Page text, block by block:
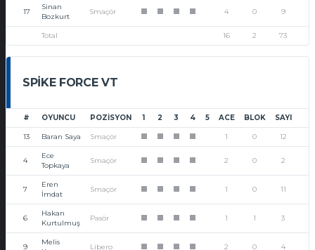
17
Sinan
Bozkurt
Smaçör 4 0 9
Total 16 2 73
SPIKE FORCE VT
# OYUNCU POZISYON 1 2 3 4 5 ACE BLOK SAYI
13 Baran Saya Smaçör 1 0 12
4
Ece
Topkaya
Smaçör 2 0 2
7
Eren
İmdat
Smaçör 1 0 11
6
Hakan
Kurtulmuş
Pasör 1 1 3
9
Melis
Libero 2 0 4